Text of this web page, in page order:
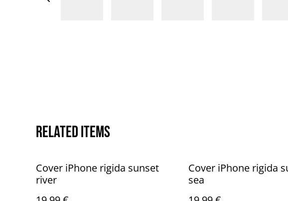
Related items
Cover iPhone rigida sunset
river
Cover iPhone rigida
sea